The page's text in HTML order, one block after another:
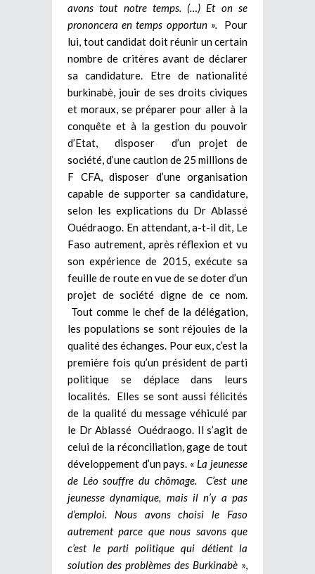
avons tout notre temps. (…) Et on se
prononcera en temps opportun ».
Pour
lui, tout candidat doit réunir un certain
nombre de critères avant de déclarer
sa candidature. Etre de nationalité
burkinabè, jouir de ses droits civiques
et moraux, se préparer pour aller à la
conquête et à la gestion du pouvoir
d’Etat, disposer d’un projet de
société, d’une caution de 25 millions de
F CFA, disposer d’une organisation
capable de supporter sa candidature,
selon les explications du Dr Ablassé
Ouédraogo. En attendant, a-t-il dit, Le
Faso autrement, après réflexion et vu
son expérience de 2015, exécute sa
feuille de route en vue de se doter d’un
projet de société digne de ce nom.
Tout comme le chef de la délégation,
les populations se sont réjouies de la
qualité des échanges. Pour eux, c’est la
première fois qu’un président de parti
politique se déplace dans leurs
localités. Elles se sont aussi félicités
de la qualité du message véhiculé par
le Dr Ablassé Ouédraogo. Il s’agit de
celui de la réconciliation, gage de tout
développement d’un pays. « La jeunesse
de Léo souffre du chômage. C’est une
jeunesse dynamique, mais il n’y a pas
d’emploi. Nous avons choisi le Faso
autrement parce que nous savons que
c’est le parti politique qui détient la
solution des problèmes des Burkinabè »,